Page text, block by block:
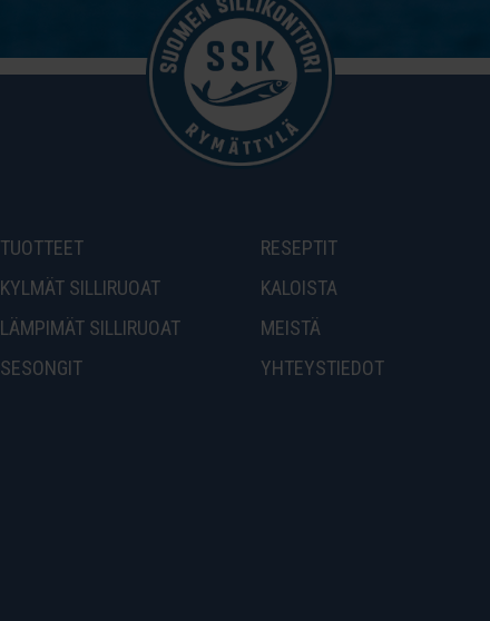
TUOTTEET
KYLMÄT SILLIRUOAT
LÄMPIMÄT SILLIRUOAT
SESONGIT
RESEPTIT
KALOISTA
MEISTÄ
YHTEYSTIEDOT